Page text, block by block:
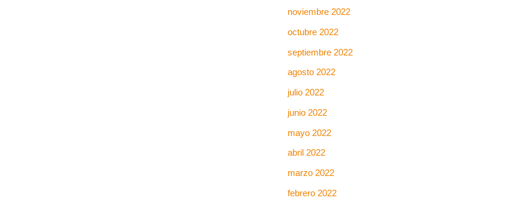
noviembre 2022
octubre 2022
septiembre 2022
agosto 2022
julio 2022
junio 2022
mayo 2022
abril 2022
marzo 2022
febrero 2022